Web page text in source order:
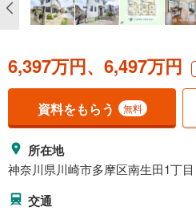
6,397万円、6,497万円
資料をもらう 無料
所在地
神奈川県川崎市多摩区南生田1丁目
交通